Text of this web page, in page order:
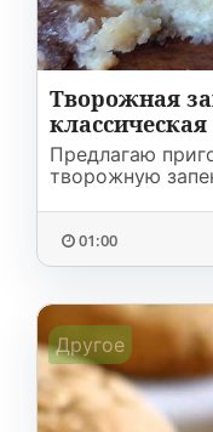
Творожная
классическая
Предлагаю
творожную
01:00
Другое